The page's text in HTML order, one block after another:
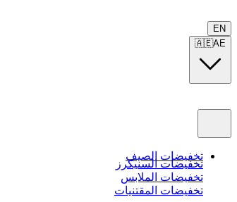
EN
🇦🇪AE
تخفيضات الصيف
تخفيضات السنيكرز
تخفيضات الملابس
تخفيضات المقتنيات